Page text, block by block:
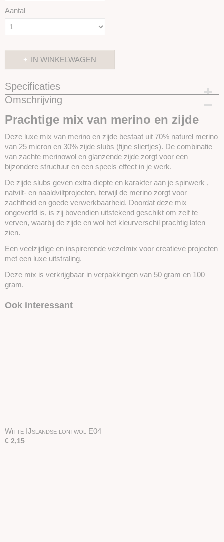
Aantal
IN WINKELWAGEN
Specificaties
Productcode
Omschrijving
Prachtige mix van merino en zijde
Deze luxe mix van merino en zijde bestaat uit 70% naturel merino
van 25 micron en 30% zijde slubs (fijne sliertjes). De combinatie
van zachte merinowol en glanzende zijde zorgt voor een
bijzondere structuur en een speels effect in je werk.
De zijde slubs geven extra diepte en karakter aan je spinwerk ,
natvilt- en naaldviltprojecten, terwijl de merino zorgt voor
zachtheid en goede verwerkbaarheid. Doordat deze mix
ongeverfd is, is zij bovendien uitstekend geschikt om zelf te
verven, waarbij de zijde en wol het kleurverschil prachtig laten
zien.
Een veelzijdige en inspirerende vezelmix voor creatieve projecten
met een luxe uitstraling.
Deze mix is verkrijgbaar in verpakkingen van 50 gram en 100
gram.
Ook interessant
Witte IJslandse lontwol E04
€ 2,15